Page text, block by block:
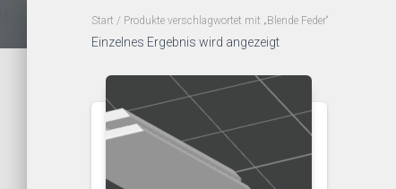
Start / Produkte verschlagwortet mit „Blende Feder“
Einzelnes Ergebnis wird angezeigt